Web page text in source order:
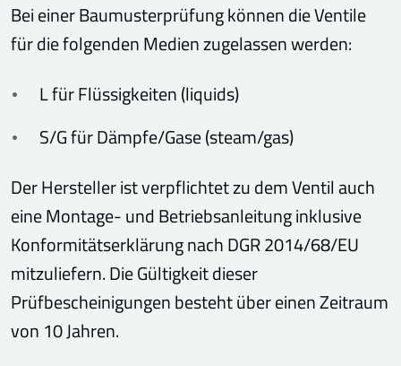
Bei einer Baumusterprüfung können die Ventile
für die folgenden Medien zugelassen werden:
L für Flüssigkeiten (liquids)
S/G für Dämpfe/Gase (steam/gas)
Der Hersteller ist verpflichtet zu dem Ventil auch
eine Montage- und Betriebsanleitung inklusive
Konformitätserklärung nach DGR 2014/68/EU
mitzuliefern. Die Gültigkeit dieser
Prüfbescheinigungen besteht über einen Zeitraum
von 10 Jahren.